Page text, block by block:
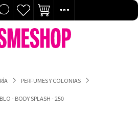
PERFUMES Y COLONIAS
- BODY SPLASH - 250 ML - ATTRACTION